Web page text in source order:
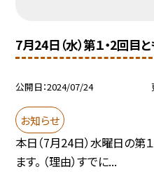
7月24日（水）第１・2回目
公開日 2024/07/24
お知らせ
本日（7月24日）水曜日の第
ます。 （理由）すでに...